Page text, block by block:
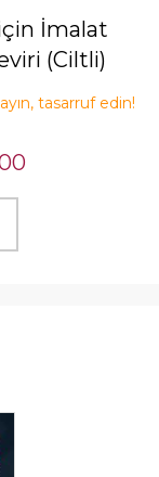
İmalat
(Ciltli)
tasarruf edin!